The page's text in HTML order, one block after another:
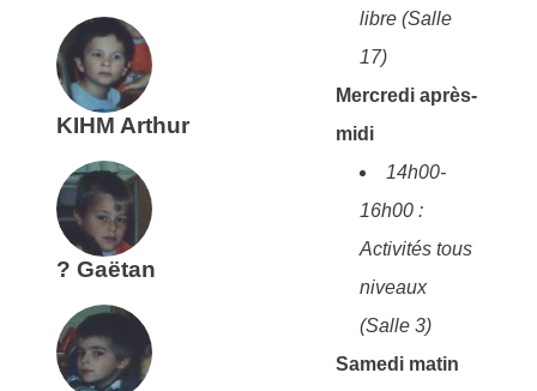
KIHM Arthur
? Gaëtan
libre (Salle
17)
Mercredi après-
midi
14h00-
16h00 :
Activités tous
niveaux
(Salle 3)
Samedi matin